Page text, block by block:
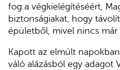
fog a végkielégítéséért,
biztonságiakat, hogy
épületből, mivel nincs már
Kapott az elmúlt
váló alázásból egy adagot